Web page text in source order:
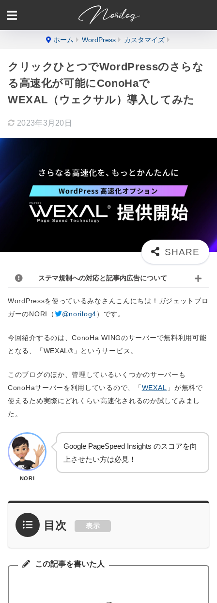
ホーム WordPress カスタマイズ
クリックひとつでWordPressのさらな
る高速化が可能にConoHaで
WEXAL（ウェクサル）導入してみた
2023年3月20日
ステマ規制への対応と記事内広告について
WordPressを使っているみなさんこんにちは！ガジェットブロ
ガーのNORI（
@norilog4）です。
今回紹介するのは、ConoHa WINGのサーバーで無料利用可能
となる、「WEXAL®」というサービス。
このブログのほか、管理しているいくつかのサーバーも
ConoHaサーバーを利用しているので、「WEXAL
」が無料で
使えるため実際にどれくらい高速化されるのか試してみまし
た。
NORI
Google PageSpeed Insights のスコアを向
上させたい方は必見！
目次 表示
この記事を書いた人